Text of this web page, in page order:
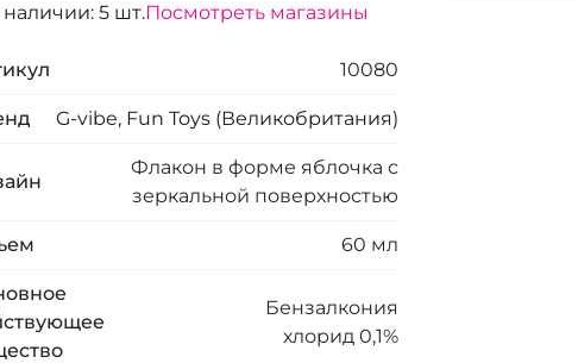
5 шт.Посмотреть магазины
10080
G-vibe, Fun Toys (Великобритания)
Флакон в форме яблочка с
зеркальной поверхностью
60 мл
Бензалкония
хлорид 0,1%